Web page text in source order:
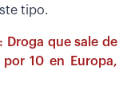
tipo.
Droga que sale de
10 en Europa,